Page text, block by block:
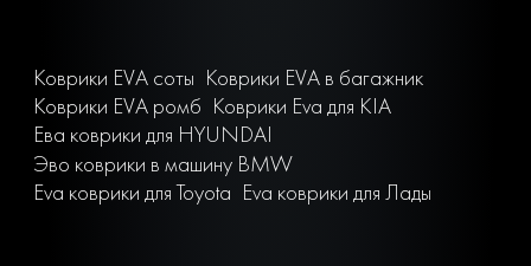
Коврики EVA соты Коврики EVA в багажник
Коврики EVA ромб Коврики Eva для KIA
Ева коврики для HYUNDAI
Эво коврики в машину BMW
Eva коврики для Toyota Eva коврики для Лады